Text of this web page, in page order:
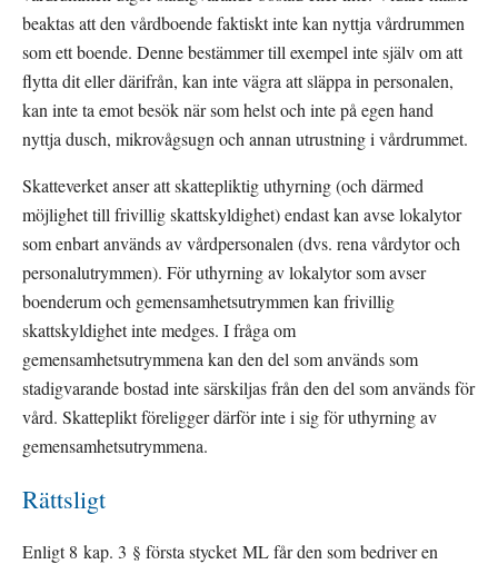
beaktas att den vårdboende faktiskt inte kan nyttja vårdrummen
som ett boende. Denne bestämmer till exempel inte själv om att
flytta dit eller därifrån, kan inte vägra att släppa in personalen,
kan inte ta emot besök när som helst och inte på egen hand
nyttja dusch, mikrovågsugn och annan utrustning i vårdrummet.
Skatteverket anser att skattepliktig uthyrning (och därmed
möjlighet till frivillig skattskyldighet) endast kan avse lokalytor
som enbart används av vård­personalen (dvs. rena vårdytor och
personalutrymmen). För uthyrning av lokalytor som avser
boenderum och gemensamhetsutrymmen kan frivillig
skattskyldighet inte medges. I fråga om
gemensamhetsutrymmena kan den del som används som
stadigvarande bostad inte särskiljas från den del som används för
vård. Skatteplikt föreligger därför inte i sig för uthyrning av
gemensamhetsutrymmena.
Rättsligt
Enligt 8 kap. 3 § första stycket ML får den som bedriver en